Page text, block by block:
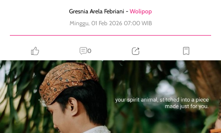
Gresnia Arela Febriani - Wolipop
Minggu, 01 Feb 2026 07:00 WIB
0